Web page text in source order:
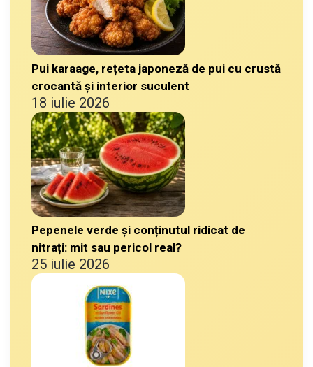
Pui karaage, rețeta japoneză de pui cu crustă
crocantă și interior suculent
18 iulie 2026
Pepenele verde și conținutul ridicat de
nitrați: mit sau pericol real?
25 iulie 2026